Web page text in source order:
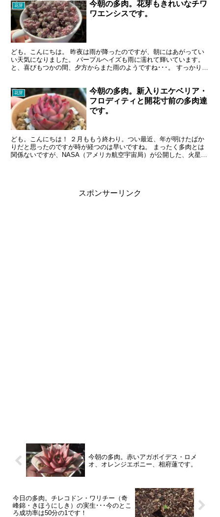
花芽
今朝の多肉。花芽もきれいなチワ
ワエンシスです。
ども。こんにちは。 昨夜は雨が降ったのですが、朝にはあがってい
い天気になりました。 パープルヘイズも雨に濡れて輝いています。
と、喜びもつかの間、夕方からまた雨のようですね･･･。 すっかり
花芽
今朝の多肉。新入りエケベリア・
フロディティと開花寸前の多肉達
です。
ども。こんにちは！ ２月ももう終わり。つい最近、年が明けたばか
りだと思ったのですが時が経つのは早いですね。 まったく多肉とは
関係ないですが、NASA（アメリカ航空宇宙局）が公開した、火星探
スポンサーリンク
今朝の多肉。赤いアガボイデス・ロメ
オ、オレンジエボニー、相府蓮です。
今日の多肉。チレコドン・ワリチー（奇
峰錦・きほうにしき）の実生･･･今のとこ
ろ成功率は50分の1です！